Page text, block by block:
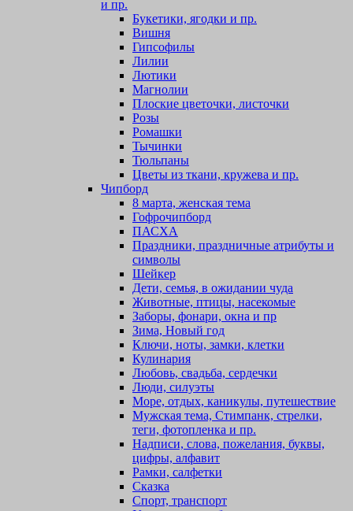
и пр.
Букетики, ягодки и пр.
Вишня
Гипсофилы
Лилии
Лютики
Магнолии
Плоские цветочки, листочки
Розы
Ромашки
Тычинки
Тюльпаны
Цветы из ткани, кружева и пр.
Чипборд
8 марта, женская тема
Гофрочипборд
ПАСХА
Праздники, праздничные атрибуты и
символы
Шейкер
Дети, семья, в ожидании чуда
Животные, птицы, насекомые
Заборы, фонари, окна и пр
Зима, Новый год
Ключи, ноты, замки, клетки
Кулинария
Любовь, свадьба, сердечки
Люди, силуэты
Море, отдых, каникулы, путешествие
Мужская тема, Стимпанк, стрелки,
теги, фотопленка и пр.
Надписи, слова, пожелания, буквы,
цифры, алфавит
Рамки, салфетки
Сказка
Спорт, транспорт